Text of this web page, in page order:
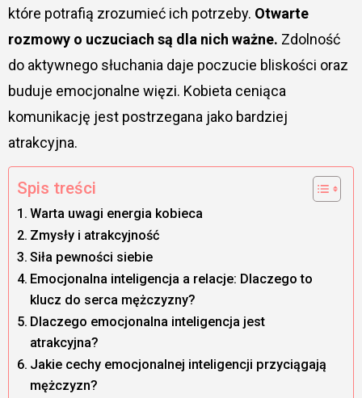
które potrafią zrozumieć ich potrzeby. Otwarte
rozmowy o uczuciach są dla nich ważne. Zdolność
do aktywnego słuchania daje poczucie bliskości oraz
buduje emocjonalne więzi. Kobieta ceniąca
komunikację jest postrzegana jako bardziej
atrakcyjna.
Spis treści
Warta uwagi energia kobieca
Zmysły i atrakcyjność
Siła pewności siebie
Emocjonalna inteligencja a relacje: Dlaczego to
klucz do serca mężczyzny?
Dlaczego emocjonalna inteligencja jest
atrakcyjna?
Jakie cechy emocjonalnej inteligencji przyciągają
mężczyzn?